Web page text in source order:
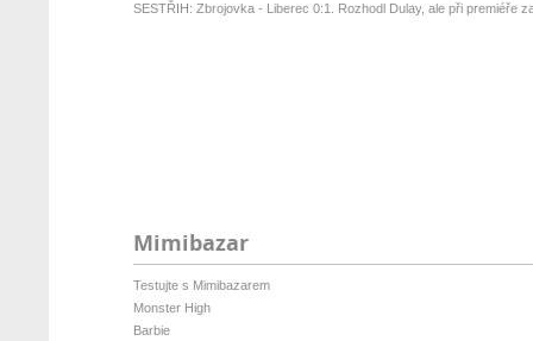
SESTŘIH: Zbrojovka - Liberec 0:1. Rozhodl Dulay, ale při premiéře
Mimibazar
Testujte s Mimibazarem
Monster High
Barbie